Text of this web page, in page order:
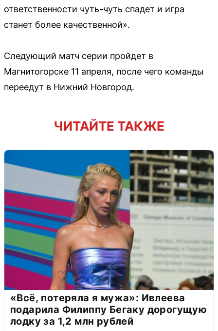
ответственности чуть-чуть спадет и игра
станет более качественной».
Следующий матч серии пройдет в
Магнитогорске 11 апреля, после чего команды
переедут в Нижний Новгород.
ЧИТАЙТЕ ТАКЖЕ
«Всё, потеряла я мужа»: Ивлеева
подарила Филиппу Бегаку дорогущую
лодку за 1,2 млн рублей